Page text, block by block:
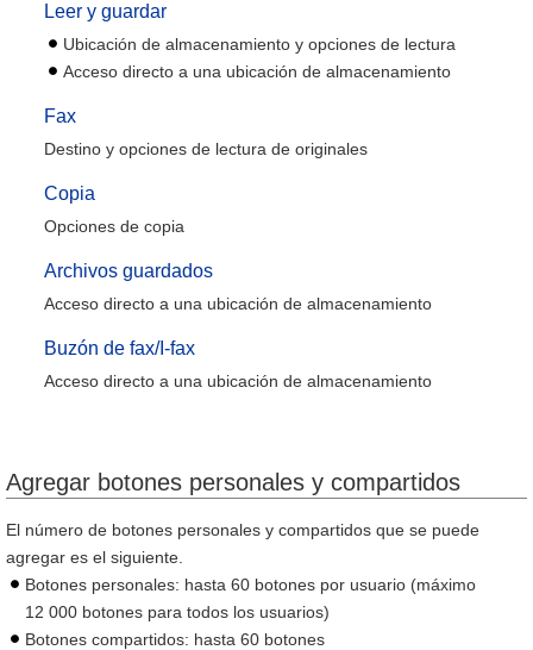
Leer y guardar
Ubicación de almacenamiento y opciones de lectura
Acceso directo a una ubicación de almacenamiento
Fax
Destino y opciones de lectura de originales
Copia
Opciones de copia
Archivos guardados
Acceso directo a una ubicación de almacenamiento
Buzón de fax/I-fax
Acceso directo a una ubicación de almacenamiento
Agregar botones personales y compartidos
El número de botones personales y compartidos que se puede
agregar es el siguiente.
Botones personales: hasta 60 botones por usuario (máximo
12 000 botones para todos los usuarios)
Botones compartidos: hasta 60 botones